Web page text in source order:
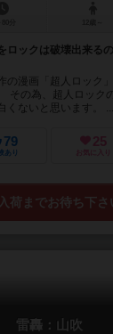
ロックは破壊出来
の漫画「超人ロック
その為、超人ロック
くないと思います。 ...
79
あり
25
お気に入り
荷までお待ち下さ
雷轟：山吹